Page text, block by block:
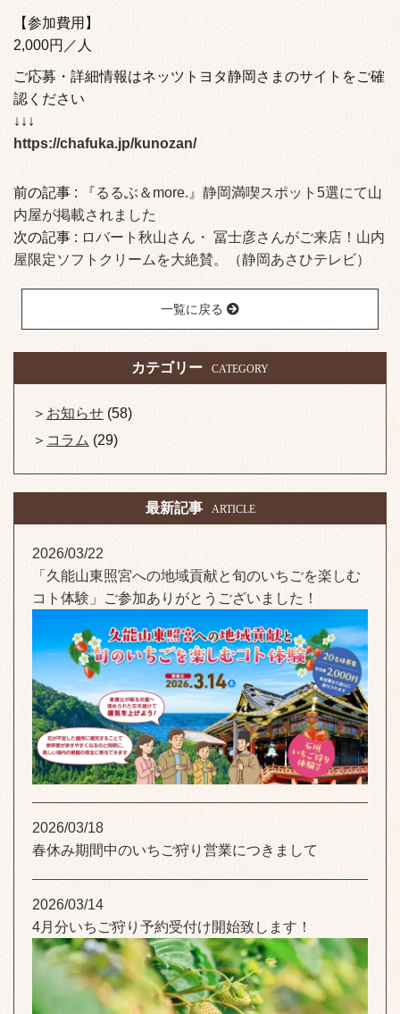
【参加費用】
2,000円／人
ご応募・詳細情報はネッツトヨタ静岡さまのサイトをご確
認ください
↓↓↓
https://chafuka.jp/kunozan/
前の記事 :
『るるぶ＆more.』静岡満喫スポット5選にて山
内屋が掲載されました
次の記事 : ロバート秋山さん・ 冨士彦さんがご来店！山内
屋限定ソフトクリームを大絶賛。（静岡あさひテレビ）
一覧に戻る
カテゴリー CATEGORY
お知らせ (58)
コラム (29)
最新記事 ARTICLE
2026/03/22
「久能山東照宮への地域貢献と旬のいちごを楽しむ
コト体験」ご参加ありがとうございました！
2026/03/18
春休み期間中のいちご狩り営業につきまして
2026/03/14
4月分いちご狩り予約受付け開始致します！